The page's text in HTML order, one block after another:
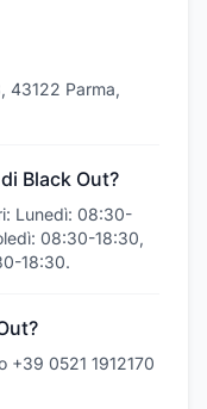
43122 Parma,
Black Out?
Lunedì: 08:30-
08:30-18:30,
18:30.
+39 0521 1912170